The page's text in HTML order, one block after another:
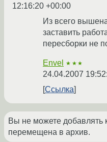
12:16:20 +00:00
Из всего
заставить
пересборки не
Envel ★★★
24.04.2007
Ссылка
Вы не можете добавлять
перемещена в архив.